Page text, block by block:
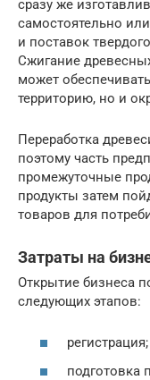
сразу же
самостоятельно
и поставок
Сжигание
может
территорию, но и
Переработка
поэтому часть
промежуточные
продукты затем
товаров для
Затраты на
Открытие бизнеса
следующих этапов:
регистрация;
подготовка